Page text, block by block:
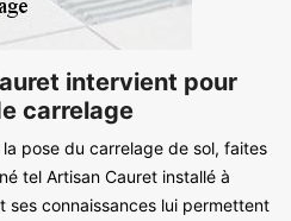
intervient pour
carrelage
pose du carrelage de sol, faites
tel Artisan Cauret installé à
ses connaissances lui permettent